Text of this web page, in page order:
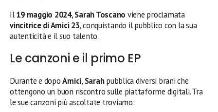
Il19 maggio 2024,Sarah Toscano viene proclamata
vincitrice di Amici 23, conquistando il pubblico con la sua
autenticità e il suo talento.
Le canzoni e il primo EP
Durante e dopoAmici, Sarahpubblica diversi brani che
ottengono un buon riscontro sulle piattaforme digitali. Tra
le sue canzoni più ascoltate troviamo: